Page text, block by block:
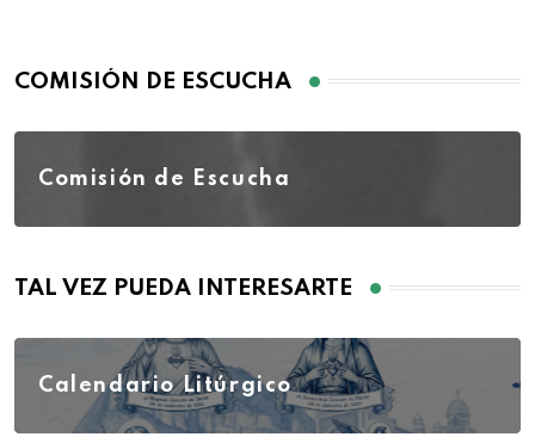
COMISIÓN DE ESCUCHA
Comisión de Escucha
TAL VEZ PUEDA INTERESARTE
Calendario Litúrgico